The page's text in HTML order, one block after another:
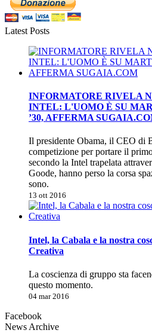
Latest Posts
INFORMATORE RIVELA
INTEL: L'UOMO È SU
’30, AFFERMA
Il presidente Obama, il CEO di
competizione per portare il
secondo la Intel trapelata
Goode, hanno perso la corsa
sono.
13 ott 2016
Intel, la Cabala e la nostra
Creativa
La coscienza di gruppo sta
questo momento.
04 mar 2016
Facebook
News Archive